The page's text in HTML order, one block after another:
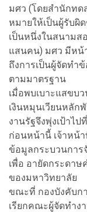
มศว (โดยสำนักทด
หมายให้เป็นผู้รับผิ
เป็นหนึ่งในสนาม
แสนคน) มศว มีหน้
ถึงการเป็นผู้จัดทำ
ตามมาตรฐาน
เมื่อพบเบาะแสขบ
เงินหมุนเวียนหลัก
งานรัฐจึงพุ่งเป้าไ
ก่อนหน้านี้ เจ้าหน้า
ข้อมูลกระบวนการ
เพื่อ อายัดกระดาษ
ของมหาวิทยาลัย
ขณะที่ กองบังคับก
เรียกคณะผู้จัดทำง